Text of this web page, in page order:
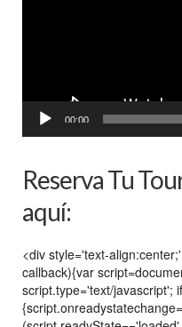
00:00
Reserva Tu
aquí:
<div style='text-
callback){var
script.type='text/javascript';